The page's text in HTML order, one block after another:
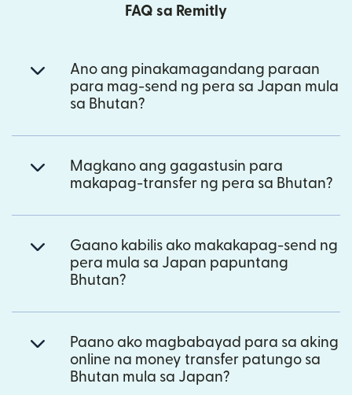
FAQ sa Remitly
Ano ang pinakamagandang paraan
para mag-send ng pera sa Japan mula
sa Bhutan?
Magkano ang gagastusin para
makapag-transfer ng pera sa Bhutan?
Gaano kabilis ako makakapag-send ng
pera mula sa Japan papuntang
Bhutan?
Paano ako magbabayad para sa aking
online na money transfer patungo sa
Bhutan mula sa Japan?